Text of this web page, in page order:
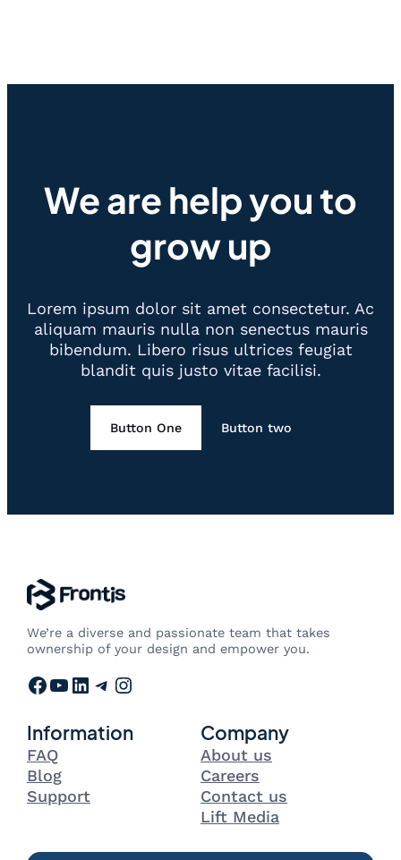
We are help you to
grow up
Lorem ipsum dolor sit amet consectetur. Ac
aliquam mauris nulla non senectus mauris
bibendum. Libero risus ultrices feugiat
blandit quis justo vitae facilisi.
Button One Button two
We’re a diverse and passionate team that takes
ownership of your design and empower you.
Facebook YouTube LinkedIn Telegram Instagram
Information
FAQ
Blog
Support
Company
About us
Careers
Contact us
Lift Media